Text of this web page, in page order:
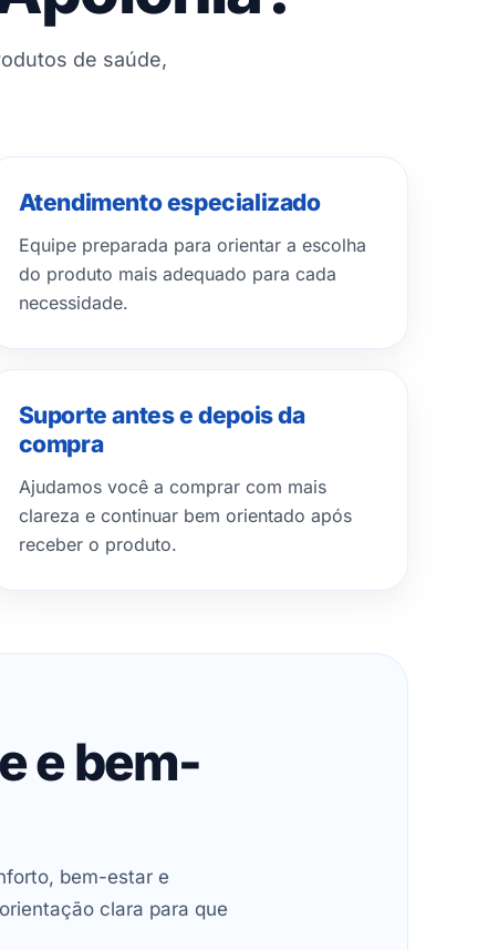
de saúde,
Atendimento especializado
Equipe preparada para orientar a escolha
do produto mais adequado para cada
necessidade.
Suporte antes e depois da
compra
Ajudamos você a comprar com mais
clareza e continuar bem orientado após
receber o produto.
e bem-
bem-estar e
clara para que